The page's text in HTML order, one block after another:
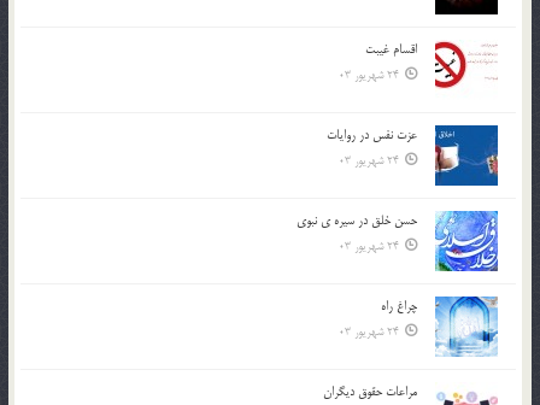
اقسام غيبت
24 شهریور 03
عزت نفس در روايات
24 شهریور 03
حسن خلق در سيره ي نبوي
24 شهریور 03
چراغ راه
24 شهریور 03
مراعات حقوق ديگران